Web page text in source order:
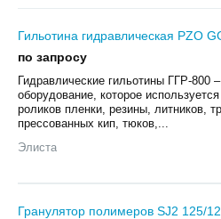
Гильотина гидравлическая PZO
по запросу
Гидравлические гильотины ГГР-800 –
оборудование, которое
роликов пленки, резины, литников,
прессованных кип, тюков,...
Элиста
Гранулятор полимеров SJ2 125/